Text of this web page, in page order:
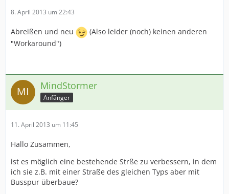
8. April 2013 um 22:43
Abreißen und neu
(Also leider (noch) keinen anderen
"Workaround")
MindStormer
Anfänger
11. April 2013 um 11:45
Hallo Zusammen,
ist es möglich eine bestehende Strße zu verbessern, in dem
ich sie z.B. mit einer Straße des gleichen Typs aber mit
Busspur überbaue?